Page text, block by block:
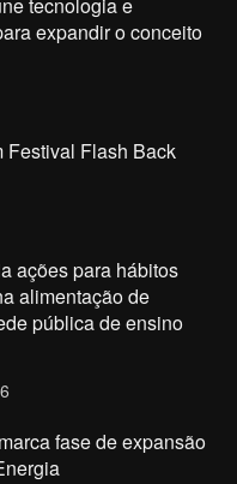
expandir o conceito
Festival Flash Back
ações para hábitos
alimentação de
pública de ensino
fase de expansão